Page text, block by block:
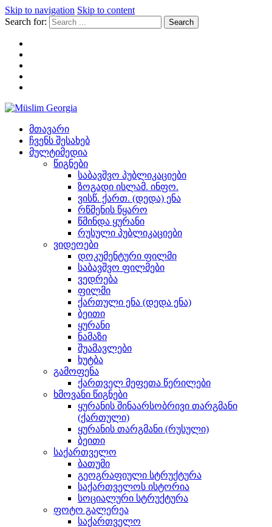
Skip to navigation Skip to content
Search for:
Müslim Georgia
მთავარი
ჩვენს შესახებ
მულტიმედია
წიგნები
საბავშვო პუბლიკაციები
ზოგადი ისლამ. ინფო.
ვისწ. ქართ. (დედა) ენა
რწმენის წყარო
წმინდა ყურანი
რუსული პუბლიკაციები
ვიდეოები
დოკუმენტური ფილმი
საბავშვო ფილმები
ვედრება
ფილმი
ქართული ენა (დედა ენა)
ბეითი
ყურანი
ნამაზი
შუამავლები
ხუტბა
გამოფენა
ქართველ მეფეთა წერილები
ხმოვანი წიგნები
ყურანის შინაარსობრივი თარგმანი
(ქართული)
ყურანის თარგმანი (რუსული)
ბეითი
საქართველო
ბათუმი
გეოგრაფიული სტრუქტურა
საქართველოს ისტორია
სოციალური სტრუქტურა
ფოტო გალერეა
საქართველო